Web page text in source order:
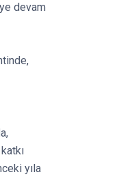
devam
yıla